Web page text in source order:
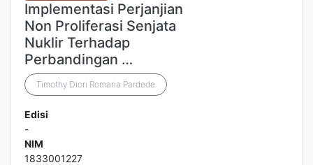
Implementasi Perjanjian
Non Proliferasi Senjata
Nuklir Terhadap
Perbandingan …
Timothy Diori Romaria Pardede
Edisi
-
NIM
1833001227